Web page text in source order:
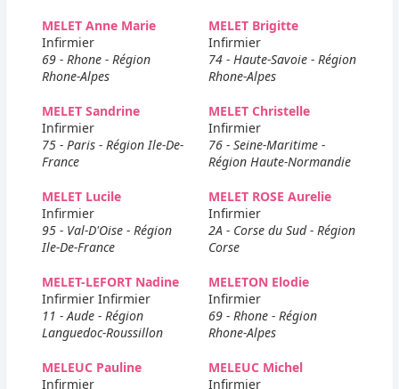
MELET Anne Marie
Infirmier
69 - Rhone - Région
Rhone-Alpes
MELET Brigitte
Infirmier
74 - Haute-Savoie - Région
Rhone-Alpes
MELET Sandrine
Infirmier
75 - Paris - Région Ile-De-
France
MELET Christelle
Infirmier
76 - Seine-Maritime -
Région Haute-Normandie
MELET Lucile
Infirmier
95 - Val-D'Oise - Région
Ile-De-France
MELET ROSE Aurelie
Infirmier
2A - Corse du Sud - Région
Corse
MELET-LEFORT Nadine
Infirmier Infirmier
11 - Aude - Région
Languedoc-Roussillon
MELETON Elodie
Infirmier
69 - Rhone - Région
Rhone-Alpes
MELEUC Pauline
Infirmier
MELEUC Michel
Infirmier